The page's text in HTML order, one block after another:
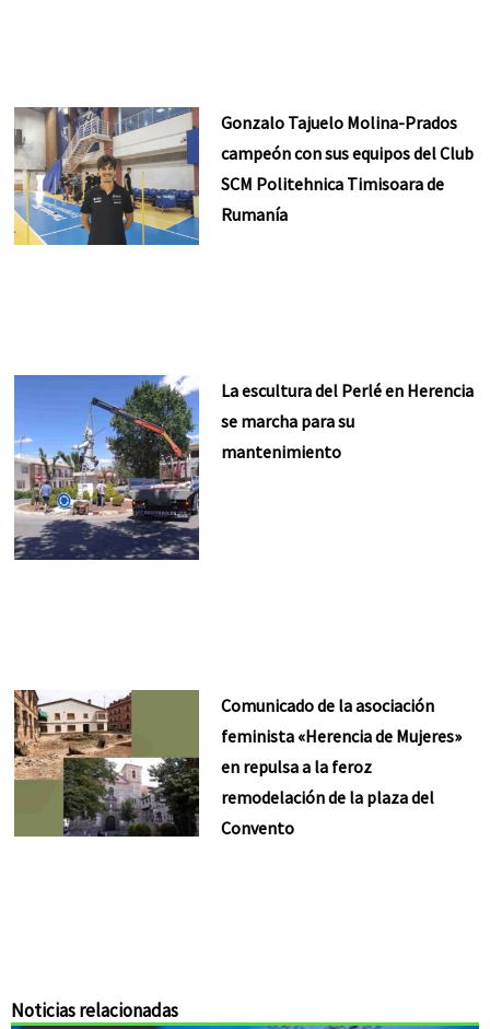
Gonzalo Tajuelo Molina-Prados
campeón con sus equipos del Club
SCM Politehnica Timisoara de
Rumanía
La escultura del Perlé en Herencia
se marcha para su
mantenimiento
Comunicado de la asociación
feminista «Herencia de Mujeres»
en repulsa a la feroz
remodelación de la plaza del
Convento
Noticias relacionadas